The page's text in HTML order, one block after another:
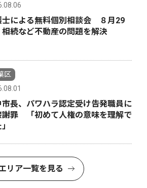
士による無料個別相談会 ８月29
続など不動産の問題を解決
区
市長、パワハラ認定受け告発職員に
謝罪 「初めて人権の意味を理解で
リア一覧を見る